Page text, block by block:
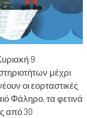
9
μέχρι
οι εορταστικές
Φάληρο, τα φετινά
από 30